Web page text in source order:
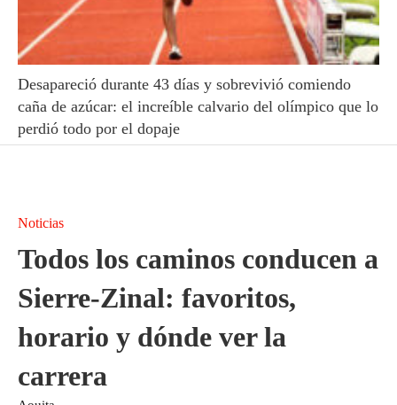
Desapareció durante 43 días y sobrevivió comiendo
caña de azúcar: el increíble calvario del olímpico que lo
perdió todo por el dopaje